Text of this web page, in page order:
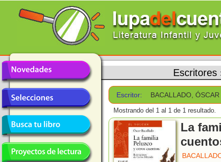
Escritores
Escritor: BACALLADO, ÓSCAR
Mostrando del 1 al 1 de 1 resultado.
La